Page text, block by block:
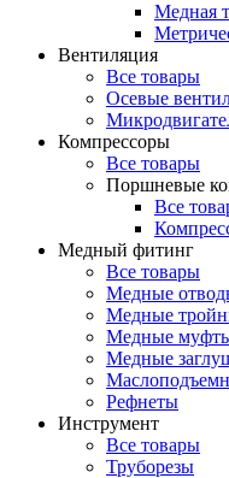
Медная
Вентиляция
Все товары
Осевые
Компрессоры
Все товары
Поршневые
Все
Медный фитинг
Все товары
Медные
Медные
Медные
Медные
Рефнеты
Инструмент
Все товары
Труборезы